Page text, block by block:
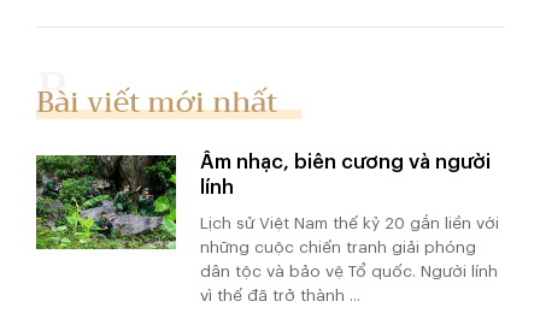
Bài viết mới nhất
Âm nhạc, biên cương và người
lính
Lịch sử Việt Nam thế kỷ 20 gắn liền với
những cuộc chiến tranh giải phóng
dân tộc và bảo vệ Tổ quốc. Người lính
vì thế đã trở thành ...